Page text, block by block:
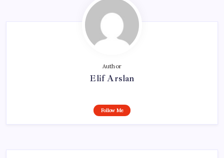
Author
Elif Arslan
Follow Me